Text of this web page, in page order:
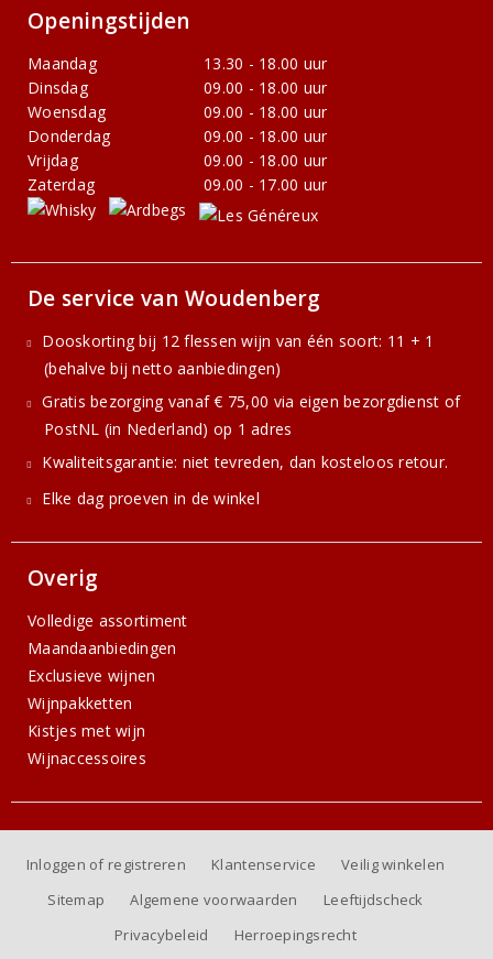
Openingstijden
Maandag
13.30 - 18.00 uur
Dinsdag
09.00 - 18.00 uur
Woensdag
09.00 - 18.00 uur
Donderdag
09.00 - 18.00 uur
Vrijdag
09.00 - 18.00 uur
Zaterdag
09.00 - 17.00 uur
De service van Woudenberg
Dooskorting bij 12 flessen wijn van één soort: 11 + 1
(behalve bij netto aanbiedingen)
Gratis bezorging vanaf € 75,00 via eigen bezorgdienst of
PostNL (in Nederland) op 1 adres
Kwaliteitsgarantie: niet tevreden, dan kosteloos retour.
Elke dag proeven in de winkel
Overig
Volledige assortiment
Maandaanbiedingen
Exclusieve wijnen
Wijnpakketten
Kistjes met wijn
Wijnaccessoires
Inloggen of registreren Klantenservice
Veilig winkelen
Sitemap
Algemene voorwaarden
Leeftijdscheck
Privacybeleid
Herroepingsrecht